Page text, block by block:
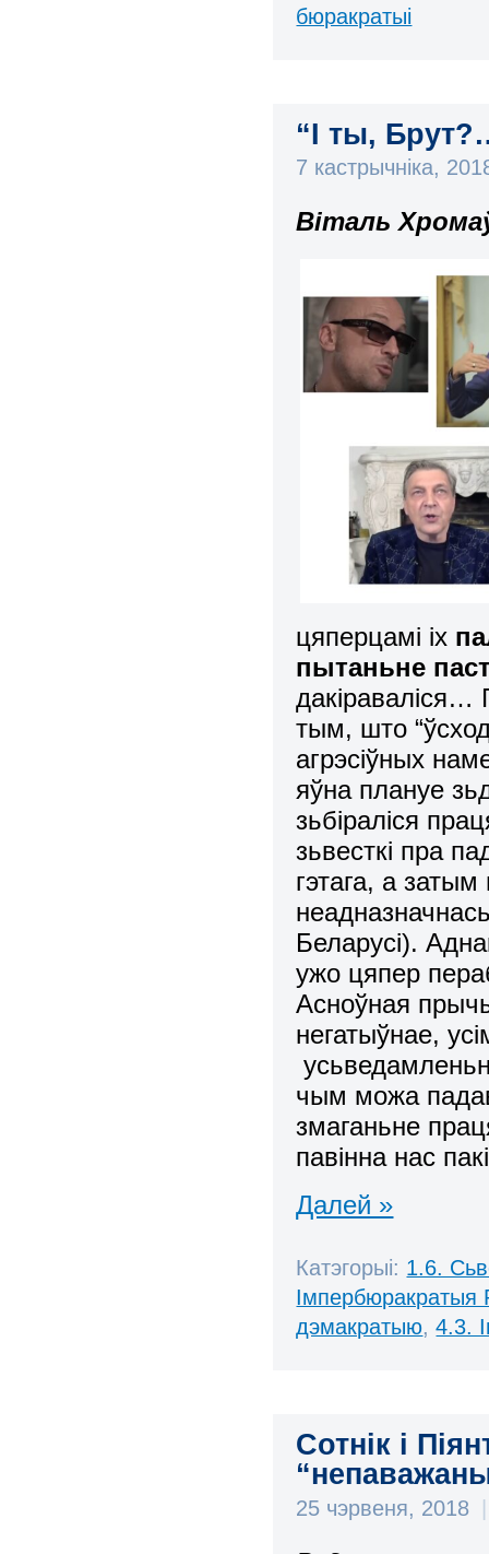
бюракратыі
“І ты,
7 кастрычніка,
Віталь
цяперцамі іх
пытаньне
тым, што
агрэсіўных
яўна плануе
зьбіраліся
зьвесткі пра
гэтага, а
Беларусі).
ужо цяпер
Асноўная
негатыўнае,
чым можа
змаганьне
павінна нас
Далей »
Катэгорыі: 1.6.
Імпербюракратыя
дэмакратыю,4.3.
Сотнік і
25 чэрвеня, 2018